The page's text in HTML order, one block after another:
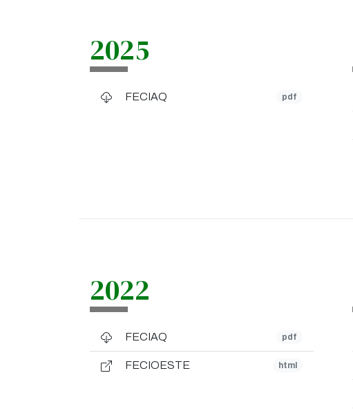
2025
FECIAQ pdf
2022
FECIAQ pdf
FECIOESTE html